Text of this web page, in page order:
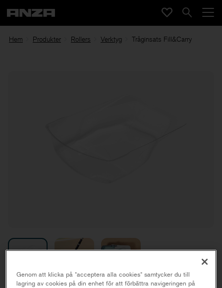
Hem Produkter Rollers Verktyg Tråginsats Fill&Carry
Genom att klicka på "acceptera alla cookies" samtycker du till
lagring av cookies på din enhet för att förbättra navigeringen på